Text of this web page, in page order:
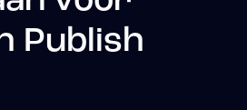
Publish